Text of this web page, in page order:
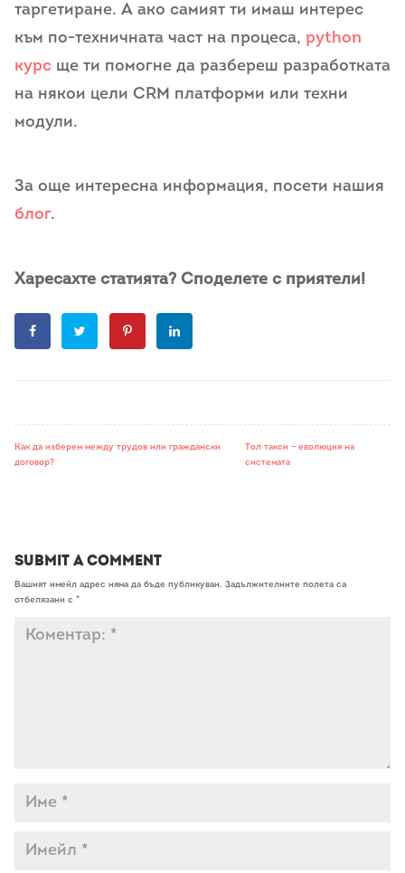
таргетиране. А ако самият ти имаш интерес
към по-техничната част на процеса, python
курс ще ти помогне да разбереш разработката
на някои цели CRM платформи или техни
модули.
За още интересна информация, посети нашия
блог.
Харесахте статията? Споделете с приятели!
Как да изберем между трудов или граждански
договор?
Tол такси – еволюция на
системата
Submit a Comment
Вашият имейл адрес няма да бъде публикуван. Задължителните полета са
отбелязани с *